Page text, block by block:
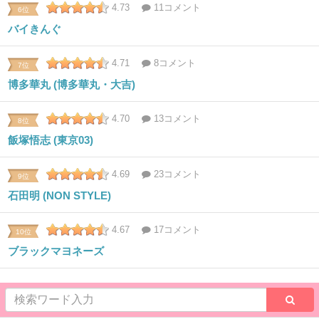
6位 4.73 11コメント
バイきんぐ
7位 4.71 8コメント
博多華丸 (博多華丸・大吉)
8位 4.70 13コメント
飯塚悟志 (東京03)
9位 4.69 23コメント
石田明 (NON STYLE)
10位 4.67 17コメント
ブラックマヨネーズ